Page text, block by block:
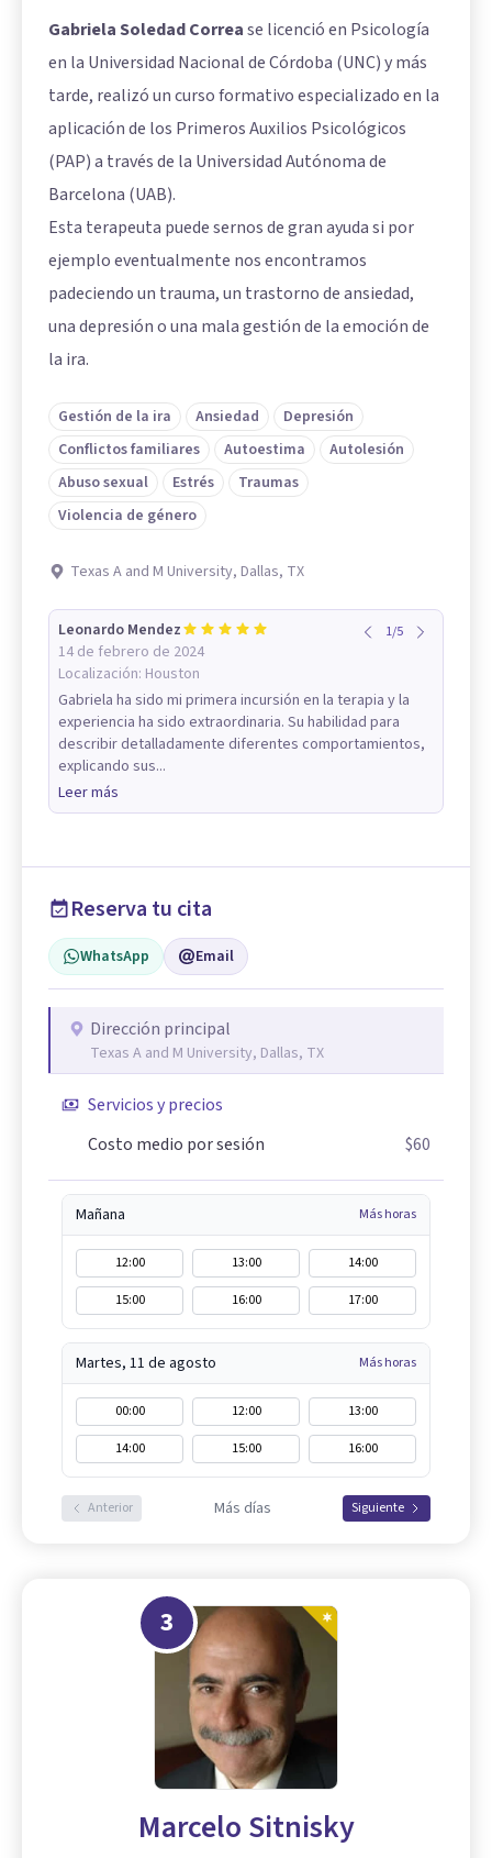
Gabriela Soledad Correase licenció en Psicología
en la Universidad Nacional de Córdoba (UNC) y más
tarde, realizó un curso formativo especializado en la
aplicación de los Primeros Auxilios Psicológicos
(PAP) a través de la Universidad Autónoma de
Barcelona (UAB).
Esta terapeuta puede sernos de gran ayuda si por
ejemplo eventualmente nos encontramos
padeciendo un trauma, un trastorno de ansiedad,
una depresión o una mala gestión de la emoción de
la ira.
Gestión de la ira Ansiedad
Depresión
Conflictos familiares
Autoestima
Autolesión
Abuso sexual
Estrés
Traumas
Violencia de género
Texas A and M University, Dallas, TX
Leonardo Mendez
14 de febrero de 2024
Localización: Houston
1/5
Gabriela ha sido mi primera incursión en la terapia y la
experiencia ha sido extraordinaria. Su habilidad para
describir detalladamente diferentes comportamientos,
explicando sus...
Leer más
Reserva tu cita
WhatsApp Email
Dirección principal
Texas A and M University, Dallas, TX
Servicios y precios
Costo medio por sesión
$60
Mañana Más horas
12:00 13:00
14:00
15:00
16:00 17:00
Martes, 11 de agosto Más horas
00:00 12:00
13:00
14:00
15:00 16:00
Anterior Más días Siguiente
3
Marcelo Sitnisky